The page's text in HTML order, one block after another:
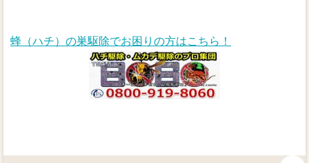
蜂（ハチ）の巣駆除でお困りの方はこちら！